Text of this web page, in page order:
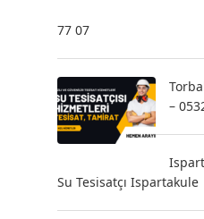
77 07
–
Su Tesisatçı Ispartakule